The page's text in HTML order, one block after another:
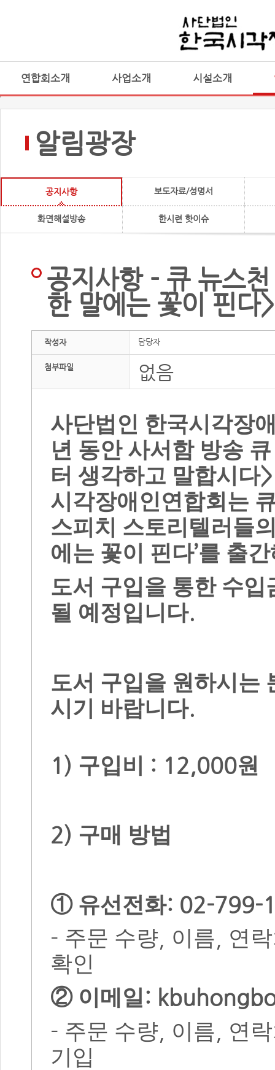
연합회소개 사업소개 시설소개
알림광장
공지사항 보도자료/성명서
화면해설방송 한시련 핫이슈
공지사항 - 큐 뉴스
한 말에는 꽃이 핀다
작성자 담당자
첨부파일 없음
사단법인 한국시각장
년 동안 사서함 방송
터 생각하고 말합시다
시각장애인연합회는
스피치 스토리텔러들
에는 꽃이 핀다’를 출
도서 구입을 통한 수
될 예정입니다.
도서 구입을 원하시는
시기 바랍니다.
1) 구입비 : 12,000원
2) 구매 방법
① 유선전화: 02-799-
- 주문 수량, 이름, 연
확인
② 이메일:
- 주문 수량 이름
연
기입